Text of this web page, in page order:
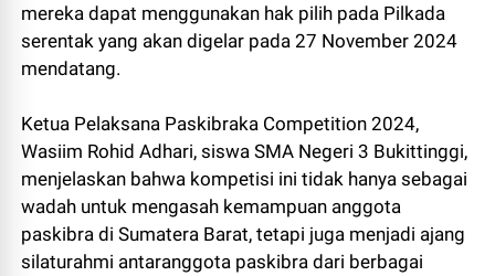
mereka dapat menggunakan hak pilih pada Pilkada
serentak yang akan digelar pada 27 November 2024
mendatang.
Ketua Pelaksana Paskibraka Competition 2024,
Wasiim Rohid Adhari, siswa SMA Negeri 3 Bukittinggi,
menjelaskan bahwa kompetisi ini tidak hanya sebagai
wadah untuk mengasah kemampuan anggota
paskibra di Sumatera Barat, tetapi juga menjadi ajang
silaturahmi antaranggota paskibra dari berbagai